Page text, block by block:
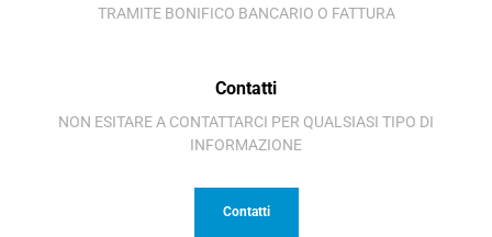
TRAMITE BONIFICO BANCARIO O FATTURA
Contatti
NON ESITARE A CONTATTARCI PER QUALSIASI TIPO DI
INFORMAZIONE
Contatti